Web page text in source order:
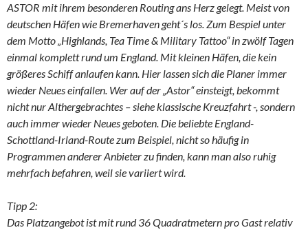
ASTOR mit ihrem besonderen Routing ans Herz gelegt. Meist von
deutschen Häfen wie Bremerhaven geht´s los. Zum Bespiel unter
dem Motto „Highlands, Tea Time & Military Tattoo“ in zwölf Tagen
einmal komplett rund um England. Mit kleinen Häfen, die kein
größeres Schiff anlaufen kann. Hier lassen sich die Planer immer
wieder Neues einfallen. Wer auf der „Astor“ einsteigt, bekommt
nicht nur Althergebrachtes – siehe klassische Kreuzfahrt -, sondern
auch immer wieder Neues geboten. Die beliebte England-
Schottland-Irland-Route zum Beispiel, nicht so häufig in
Programmen anderer Anbieter zu finden, kann man also ruhig
mehrfach befahren, weil sie variiert wird.
Tipp 2:
Das Platzangebot ist mit rund 36 Quadratmetern pro Gast relativ